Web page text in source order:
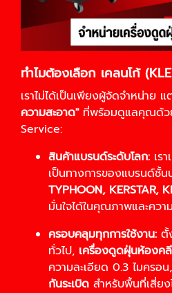
ทำไมต้องเลือก เคลนโก้
เราไม่ได้เป็นเพียงผู้จัดจำหน่าย แ
ความสะอาด"ที่พร้อมดูแลคุณด้ว
Service:
สินค้าแบรนด์ระดับโลก: เร
เป็นทางการของแบรนด์ชั้น
TYPHOON, KERSTAR,
มั่นใจได้ในคุณภาพและควา
ครอบคลุมทุกการใช้งาน: ตั้
ทั่วไป, เครื่องดูดฝุ่นห้องค
ความละเอียด 0.3 ไมครอ
กันระเบิด สำหรับพื้นที่เสี่ยง